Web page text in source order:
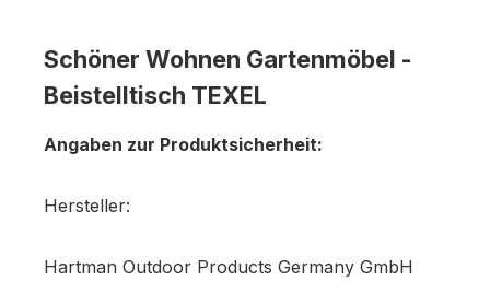
Schöner Wohnen Gartenmöbel -
Beistelltisch TEXEL
Angaben zur Produktsicherheit:
Hersteller:
Hartman Outdoor Products Germany GmbH